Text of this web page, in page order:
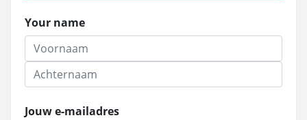
Your name
Jouw e-mailadres